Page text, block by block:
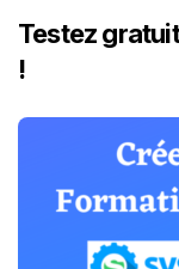
Testez
!